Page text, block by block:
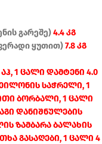
გარეშე)4.4 კგ
ყუთით)7.8 კგ
1 ცალი დამტენი 4.0
საჭრელი, 1
ბორბალი, 1 ცალი
დანიშნულების
ზამბარა ბალახის
გასაღები, 1 ცალი 4